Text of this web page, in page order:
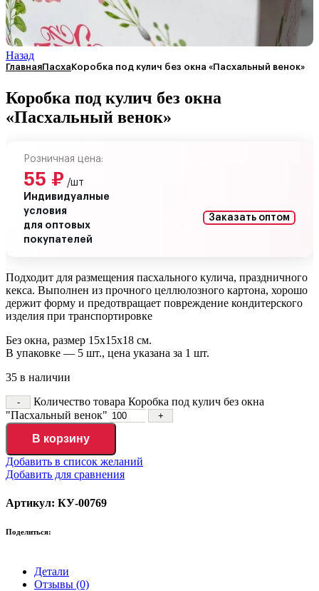
Назад
ГлавнаяПасхаКоробка под кулич без окна «Пасхальный венок»
Коробка под кулич без окна
«Пасхальный венок»
Розничная цена:
55 ₽ /шт
Индивидуалные
условия
для оптовых
покупателей
Заказать оптом
Подходит для размещения пасхального кулича, праздничного
кекса. Выполнен из прочного целлюлозного картона, хорошо
держит форму и предотвращает повреждение кондитерского
изделия при транспортировке
Без окна, размер 15х15х18 см.
В упаковке — 5 шт., цена указана за 1 шт.
35 в наличии
Количество товара Коробка под кулич без окна
"Пасхальный венок"
В корзину
Добавить в список желаний
Добавить для сравнения
Артикул: КУ-00769
Поделиться:
Детали
Отзывы (0)